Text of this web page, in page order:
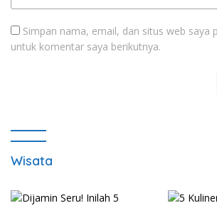
Simpan nama, email, dan situs web saya
untuk komentar saya berikutnya.
Wisata